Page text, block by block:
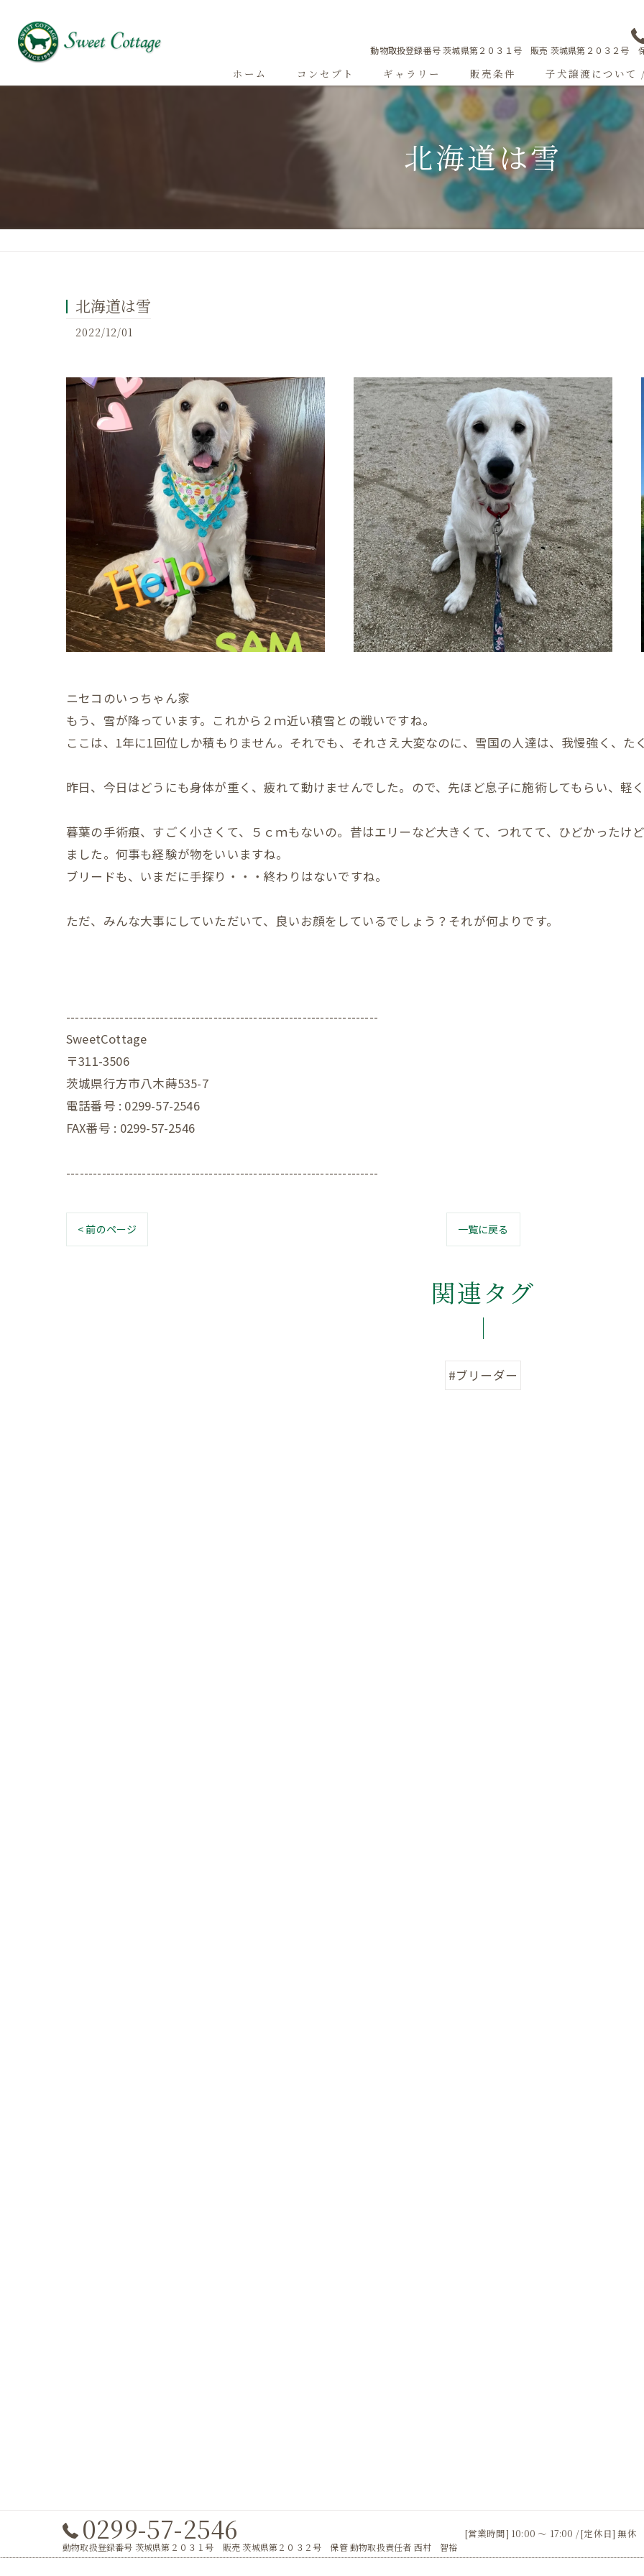
動物取扱登録番号 茨城県第２０３１号 販売 茨城県第２０３２号
ホーム コンセプト ギャラリー
Sweetgallery
成犬紹介
ショードッグ紹介
販売条件 子犬譲渡について
北海道は雪
北海道は雪
2022/12/01
ニセコのいっちゃん家
もう、雪が降っています。これから２ｍ近い積雪との戦いですね。
ここは、1年に1回位しか積もりません。それでも、それさえ大変なのに、雪国の人達は、我慢強く、た
昨日、今日はどうにも身体が重く、疲れて動けませんでした。ので、先ほど息子に施術してもらい、軽
暮葉の手術痕、すごく小さくて、５ｃｍもないの。昔はエリーなど大きくて、つれてて、ひどかったけ
ました。何事も経験が物をいいますね。
ブリードも、いまだに手探り・・・終わりはないですね。
ただ、みんな大事にしていただいて、良いお顔をしているでしょう？それが何よりです。
----------------------------------------------------------------------
SweetCottage
〒311-3506
茨城県行方市八木蒔535-7
電話番号 : 0299-57-2546
FAX番号 : 0299-57-2546
----------------------------------------------------------------------
< 前のページ 一覧に戻る
関連タグ
#ブリーダー
0299-57-2546
動物取扱登録番号 茨城県第２０３１号 販売 茨城県第２０３２号 保管 動物取扱責任者 西村 智裕
[営業時間] 10:00 〜 17:00 / [定休日] 無休